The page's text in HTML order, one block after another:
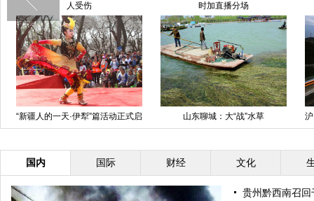
人受伤
时加直播分场
“新疆人的一天·伊犁”篇活动正式启
动
山东聊城：大“战”水草
国内 国际 财经 文化
贵州黔西南召